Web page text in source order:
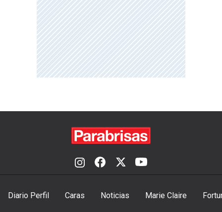
Diario Perfil Caras Noticias Marie Claire